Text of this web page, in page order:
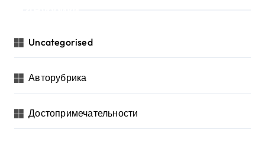
Uncategorised
Авторубрика
Достопримечательности